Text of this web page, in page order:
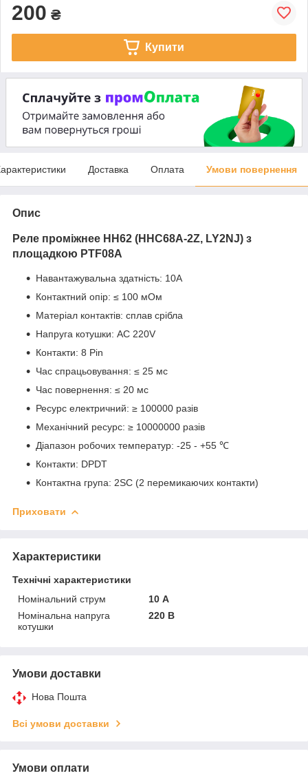
200 ₴
Купити
Доставка Оплата Умови повернення
Опис
Реле проміжнее HH62 (HHC68A-2Z, LY2NJ) з
площадкою PTF08A
Навантажувальна здатність: 10A
Контактний опір: ≤ 100 мОм
Матеріал контактів: сплав срібла
Напруга котушки: AC 220V
Контакти: 8 Pin
Час спрацьовування: ≤ 25 мс
Час повернення: ≤ 20 мс
Ресурс електричний: ≥ 100000 разів
Механічний ресурс: ≥ 10000000 разів
Діапазон робочих температур: -25 - +55 ℃
Контакти: DPDT
Контактна група: 2SC (2 перемикаючих контакти)
Приховати
Характеристики
Технічні характеристики
Номінальний струм
10 А
Номінальна напруга
котушки
220 В
Умови доставки
Нова Пошта
Всі умови доставки
Умови оплати